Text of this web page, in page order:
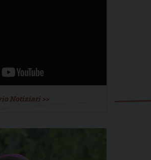
Notiziari >>